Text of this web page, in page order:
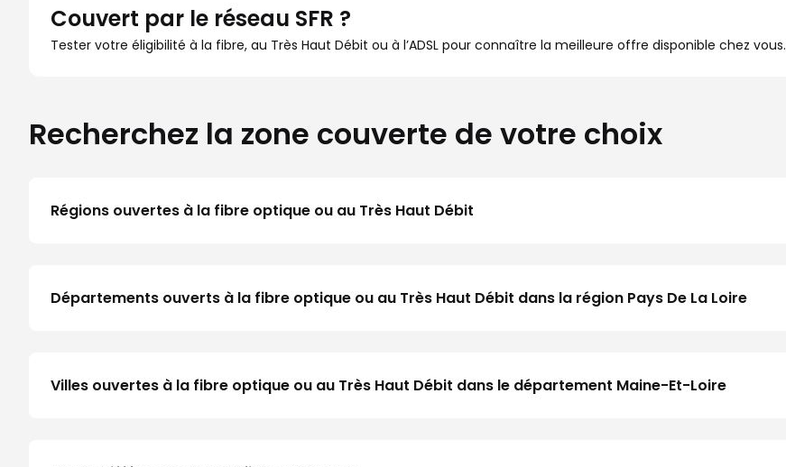
Couvert par le réseau SFR ?
Tester votre éligibilité à la fibre, au Très Haut Débit ou à l’ADSL pour connaître la meilleure offre disponible chez vous.
Recherchez la zone couverte de votre choix
Régions ouvertes à la fibre optique ou au Très Haut Débit
Départements ouverts à la fibre optique ou au Très Haut Débit dans la région Pays De La Loire
Villes ouvertes à la fibre optique ou au Très Haut Débit dans le département Maine-Et-Loire